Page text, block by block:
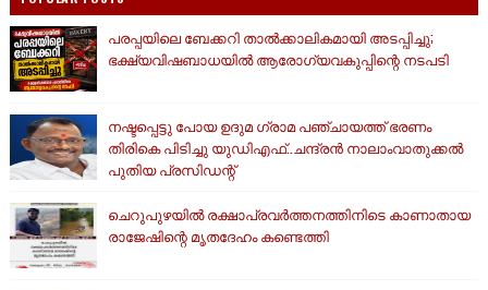
പരപ്പയിലെ ബേക്കറി താൽക്കാലികമായി അടപ്പിച്ചു;
ഭക്ഷ്യവിഷബാധയിൽ ആരോഗ്യവകുപ്പിന്റെ നടപടി
നഷ്ടപ്പെട്ടു പോയ ഉദുമ ഗ്രാമ പഞ്ചായത്ത് ഭരണം
തിരികെ പിടിച്ചു യുഡിഎഫ്..ചന്ദ്രൻ നാലാംവാതുക്കൽ
പുതിയ പ്രസിഡന്റ്
ചെറുപുഴയിൽ രക്ഷാപ്രവർത്തനത്തിനിടെ കാണാതായ
രാജേഷിന്റെ മൃതദേഹം കണ്ടെത്തി